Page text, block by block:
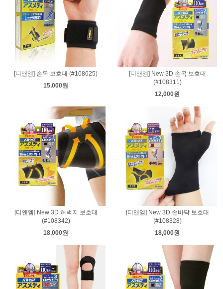
[디앤엠] 손목 보호대 (#108625)
15,000원
[디앤엠] New 3D 손목 보호대
(#108311)
12,000원
[디앤엠] New 3D 허벅지 보호대
(#108342)
18,000원
[디앤엠] New 3D 손바닥 보호대
(#108328)
18,000원